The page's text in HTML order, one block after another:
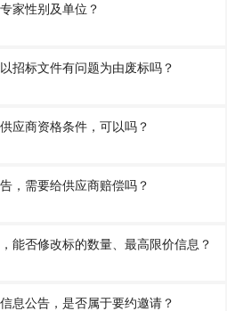
家性别及单位？
招标文件有问题为由废标吗？
应商资格条件，可以吗？
，需要给供应商赔偿吗？
能否修改标的数量、最高限价信息？
息公告，是否属于要约邀请？